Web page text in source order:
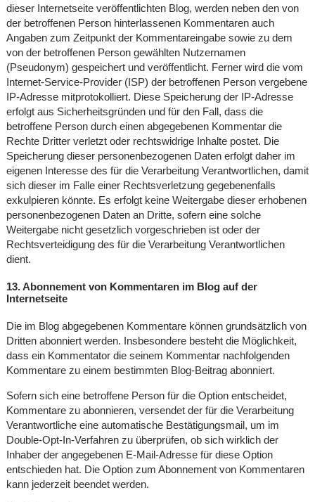
dieser Internetseite veröffentlichten Blog, werden neben den von
der betroffenen Person hinterlassenen Kommentaren auch
Angaben zum Zeitpunkt der Kommentareingabe sowie zu dem
von der betroffenen Person gewählten Nutzernamen
(Pseudonym) gespeichert und veröffentlicht. Ferner wird die vom
Internet-Service-Provider (ISP) der betroffenen Person vergebene
IP-Adresse mitprotokolliert. Diese Speicherung der IP-Adresse
erfolgt aus Sicherheitsgründen und für den Fall, dass die
betroffene Person durch einen abgegebenen Kommentar die
Rechte Dritter verletzt oder rechtswidrige Inhalte postet. Die
Speicherung dieser personenbezogenen Daten erfolgt daher im
eigenen Interesse des für die Verarbeitung Verantwortlichen, damit
sich dieser im Falle einer Rechtsverletzung gegebenenfalls
exkulpieren könnte. Es erfolgt keine Weitergabe dieser erhobenen
personenbezogenen Daten an Dritte, sofern eine solche
Weitergabe nicht gesetzlich vorgeschrieben ist oder der
Rechtsverteidigung des für die Verarbeitung Verantwortlichen
dient.
13. Abonnement von Kommentaren im Blog auf der
Internetseite
Die im Blog abgegebenen Kommentare können grundsätzlich von
Dritten abonniert werden. Insbesondere besteht die Möglichkeit,
dass ein Kommentator die seinem Kommentar nachfolgenden
Kommentare zu einem bestimmten Blog-Beitrag abonniert.
Sofern sich eine betroffene Person für die Option entscheidet,
Kommentare zu abonnieren, versendet der für die Verarbeitung
Verantwortliche eine automatische Bestätigungsmail, um im
Double-Opt-In-Verfahren zu überprüfen, ob sich wirklich der
Inhaber der angegebenen E-Mail-Adresse für diese Option
entschieden hat. Die Option zum Abonnement von Kommentaren
kann jederzeit beendet werden.